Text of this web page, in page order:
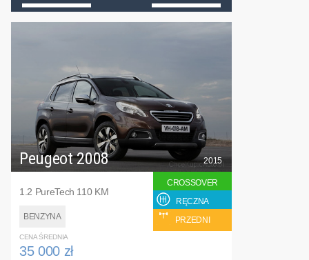
Peugeot 2008
1.2 PureTech 110 KM
BENZYNA
2015
CROSSOVER
RĘCZNA
PRZEDNI
CENA ŚREDNIA
35 000 zł